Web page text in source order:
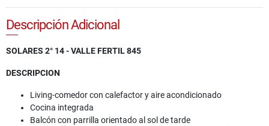
Descripción Adicional
SOLARES 2° 14 - VALLE FERTIL 845
DESCRIPCION
Living-comedor con calefactor y aire acondicionado
Cocina integrada
Balcón con parrilla orientado al sol de tarde